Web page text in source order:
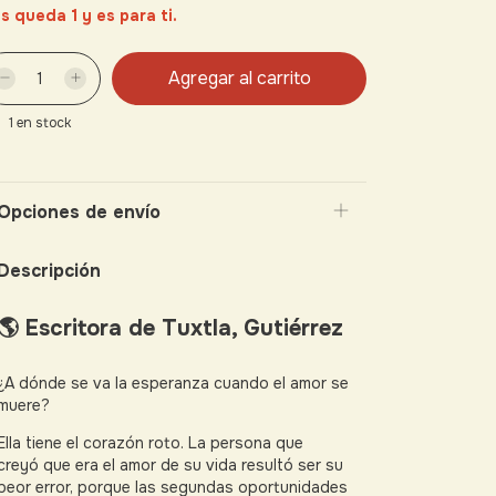
queda 1 y es para ti.
1 en stock
de envío
Escritora de Tuxtla, Gutiérrez
dónde se va la esperanza cuando el amor se
tiene el corazón roto. La persona que
que era el amor de su vida resultó ser su
error, porque las segundas oportunidades